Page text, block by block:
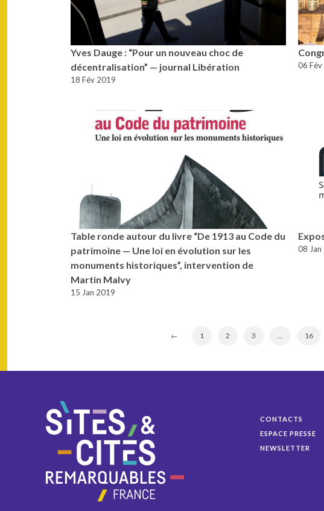
Yves Dauge : “Pour un nouveau choc de
décentralisation” — journal Libération
18 Fév 2019
06
Table ronde autour du livre “De 1913 au Code du
patrimoine — Une loi en évolution sur les
monuments historiques”, intervention de
Martin Malvy
15 Jan 2019
08 Jan
← 1 2 3 … 16
CONTACTS
ESPACE PRESSE
NEWSLETTER